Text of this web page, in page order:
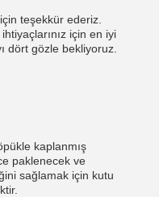
teşekkür ederiz.
için en iyi
dört gözle bekliyoruz.
kaplanmış
paklenecek ve
sağlamak için kutu